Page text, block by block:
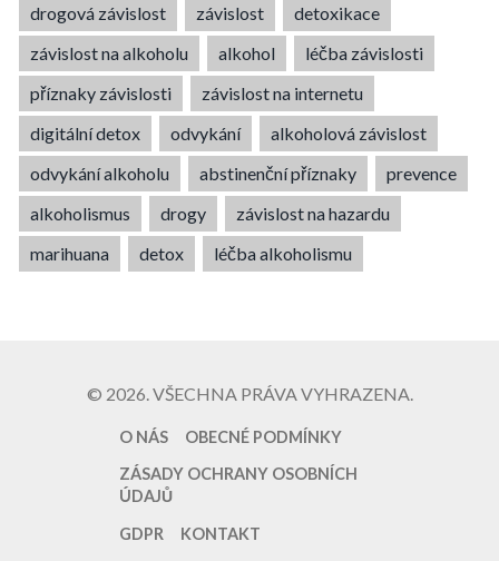
drogová závislost závislost
detoxikace
závislost na alkoholu
alkohol
léčba závislosti
příznaky závislosti
závislost na internetu
digitální detox
odvykání
alkoholová závislost
odvykání alkoholu
abstinenční příznaky
prevence
alkoholismus
drogy
závislost na hazardu
marihuana
detox léčba alkoholismu
© 2026. VŠECHNA PRÁVA VYHRAZENA.
O NÁS
OBECNÉ PODMÍNKY
ZÁSADY OCHRANY OSOBNÍCH
ÚDAJŮ
GDPR
KONTAKT